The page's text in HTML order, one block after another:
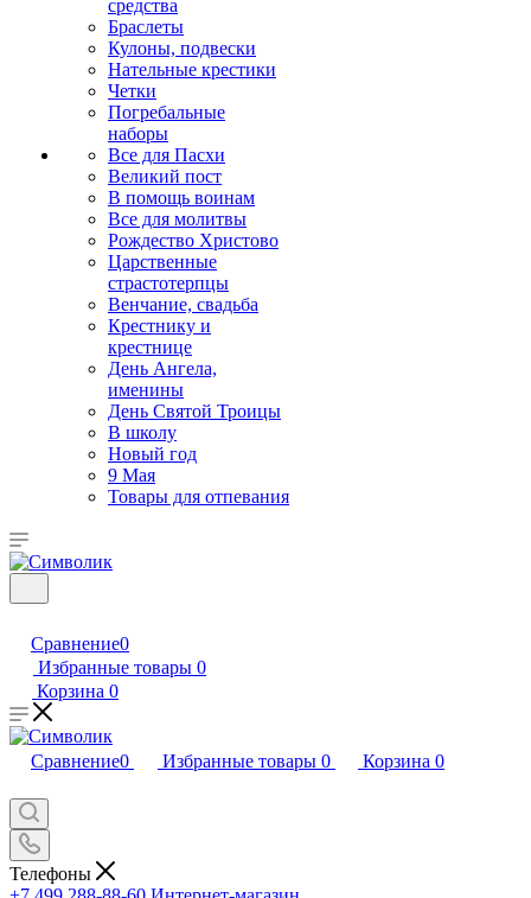
средства
Браслеты
Кулоны, подвески
Нательные крестики
Четки
Погребальные
наборы
Все для Пасхи
Великий пост
В помощь воинам
Все для молитвы
Рождество Христово
Царственные
страстотерпцы
Венчание, свадьба
Крестнику и
крестнице
День Ангела,
именины
День Святой Троицы
В школу
Новый год
9 Мая
Товары для отпевания
Сравнение0
Избранные товары 0
Корзина 0
Сравнение0 Избранные товары 0 Корзина 0
Телефоны